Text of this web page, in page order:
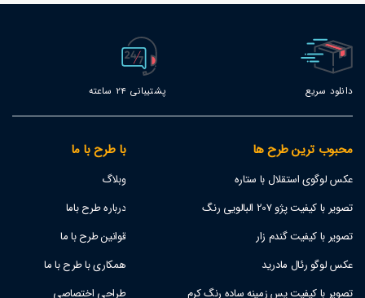
دانلود سریع پشتیبانی 24 ساعته
محبوب ترین طرح ها
عکس لوگوی استقلال با ستاره
تصویر با کیفیت پژو 207 البالویی رنگ
تصویر با کیفیت گندم زار
عکس لوگو رئال مادرید
تصویر با کیفیت پس زمینه ساده رنگ کرم
با طرح با ما
وبلاگ
درباره طرح باما
قوانین طرح با ما
همکاری با طرح با ما
طراحی اختصاصی